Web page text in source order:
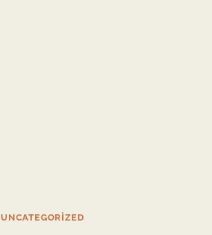
UNCATEGORIZED